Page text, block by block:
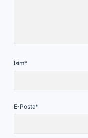
İsim*
E-Posta*